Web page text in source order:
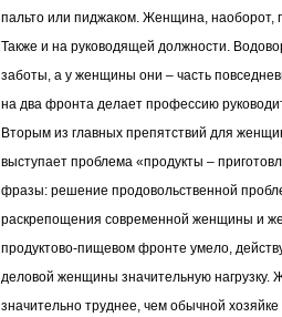
пальто или пиджаком. Женщина, наоборот,
Также и на руководящей должности.
заботы, а у женщины они – часть
на два фронта делает профессию
Вторым из главных препятствий для
выступает проблема «продукты –
фразы: решение продовольственной
раскрепощения современной женщины и
продуктово-пищевом фронте умело,
деловой женщины значительную
значительно труднее, чем обычной